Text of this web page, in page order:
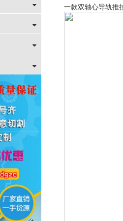
一款双轴心导轨推